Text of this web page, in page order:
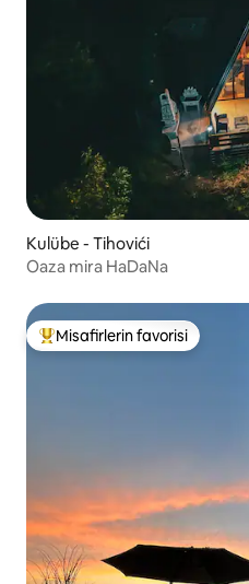
Kulübe - Tihovići
Oaza mira HaDaNa
Misafirlerin favorilerinden en
Misafirlerin favorisi